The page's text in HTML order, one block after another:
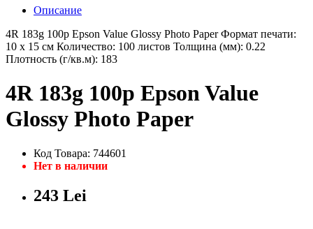
Описание
4R 183g 100p Epson Value Glossy Photo Paper Формат печати:
10 х 15 cм Количество: 100 листов Толщина (мм): 0.22
Плотность (г/кв.м): 183
4R 183g 100p Epson Value
Glossy Photo Paper
Код Товара: 744601
Нет в наличии
243 Lei